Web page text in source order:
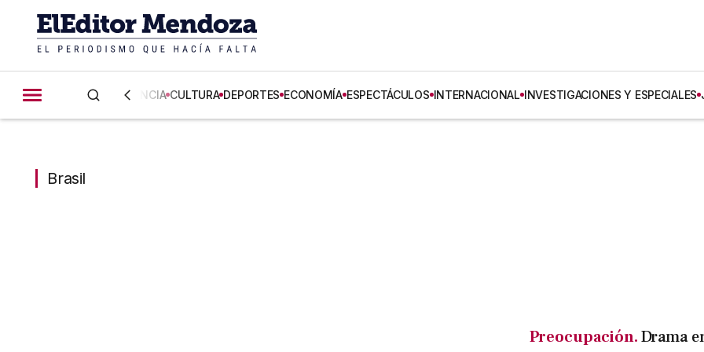
CIENCIA CULTURA DEPORTES ECONOMÍA ESPECTÁCULOS INTERNACIONAL INVESTIGACIONES Y ESPECIALES
Brasil
Preocupación.Drama